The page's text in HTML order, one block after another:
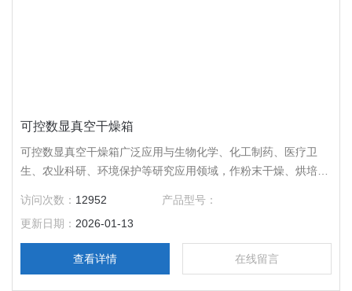
可控数显真空干燥箱
可控数显真空干燥箱广泛应用与生物化学、化工制药、医疗卫
生、农业科研、环境保护等研究应用领域，作粉末干燥、烘培以
易分解、易氧化物质和复杂成分物品进行快速高效的干燥处理。
访问次数： 12952
产品型号：
更新日期： 2026-01-13
查看详情 在线留言